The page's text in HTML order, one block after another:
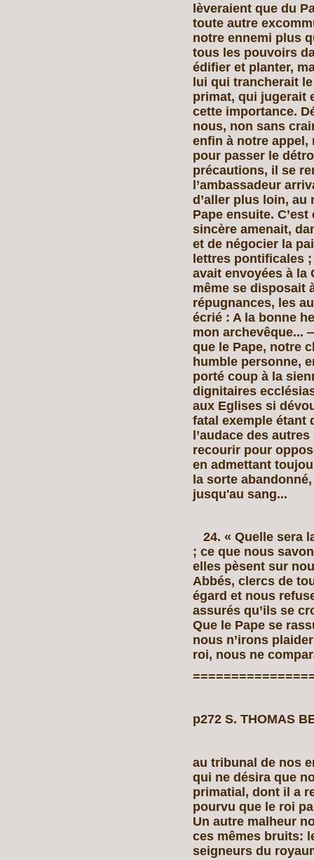
lèveraient que du
toute autre
notre ennemi plus
tous les pouvoirs
édifier et planter,
lui qui trancherait
primat, qui jugerait
cette importance.
nous, non sans
enfin à notre appel,
pour passer le
précautions, il se
l’ambassadeur
d’aller plus loin, au
Pape ensuite.
sincère amenait,
et de négocier la
lettres pontificales ;
avait envoyées à la
même se disposait
répugnances, les
écrié : A la bonne
mon archevêque...
que le Pape, notre
humble personne,
porté coup à la
dignitaires
aux Eglises si
fatal exemple étant
l’audace des
recourir pour
en admettant
la sorte
jusqu'au sang...
24. « Quelle sera
; ce que nous
elles pèsent sur
Abbés, clercs de
égard et nous
assurés qu’ils se
Que le Pape se
nous n’irons
roi, nous ne
p272 S. THOMAS
au tribunal de nos
qui ne désira que
primatial, dont il a
pourvu que le roi
Un autre malheur
ces mêmes bruits:
seigneurs du